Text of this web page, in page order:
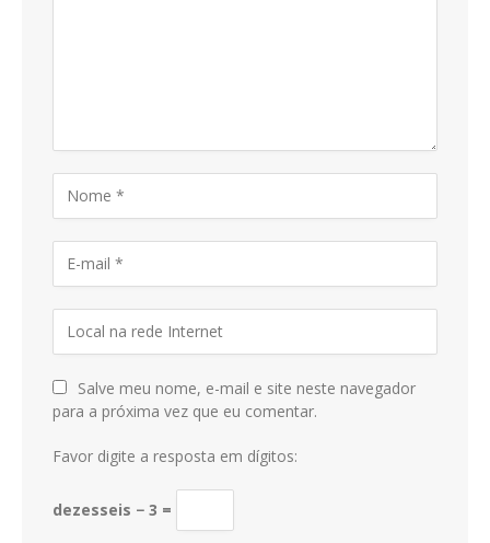
Salve meu nome, e-mail e site neste navegador
para a próxima vez que eu comentar.
Favor digite a resposta em dígitos:
dezesseis − 3 =